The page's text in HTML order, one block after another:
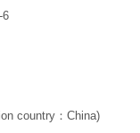
6
country：China)